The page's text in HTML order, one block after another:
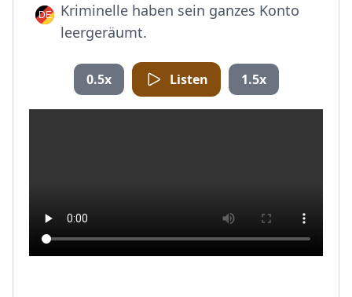
Kriminelle haben sein ganzes Konto
leergeräumt.
0.5x Listen 1.5x